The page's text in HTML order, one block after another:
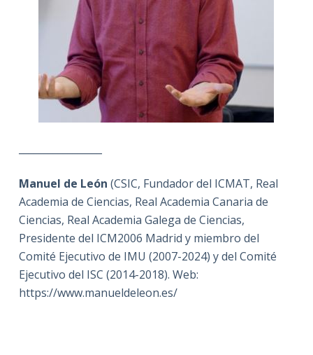
Manuel de León (CSIC, Fundador del ICMAT, Real
Academia de Ciencias, Real Academia Canaria de
Ciencias, Real Academia Galega de Ciencias,
Presidente del ICM2006 Madrid y miembro del
Comité Ejecutivo de IMU (2007-2024) y del Comité
Ejecutivo del ISC (2014-2018). Web:
https://www.manueldeleon.es/